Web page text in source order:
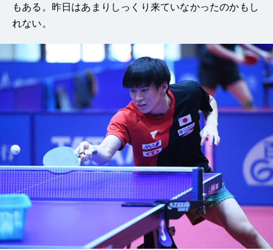
もある。昨日はあまりしっくり来ていなかったのかもし
れない。